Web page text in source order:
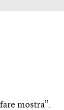
mostra”.